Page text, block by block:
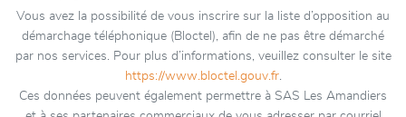
Vous avez la possibilité de vous inscrire sur la liste d’opposition au
démarchage téléphonique (Bloctel), afin de ne pas être démarché
par nos services. Pour plus d’informations, veuillez consulter le site
https://www.bloctel.gouv.fr.
Ces données peuvent également permettre à SAS Les Amandiers